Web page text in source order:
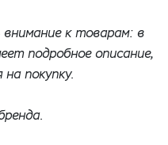
внимание к товарам: в
подробное описание,
покупку.